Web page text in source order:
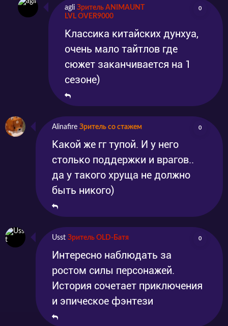
agli Зритель ANIMAUNT
LVL OVER9000
0
Классика китайских дунхуа,
очень мало тайтлов где
сюжет заканчивается на 1
сезоне)
Alinafire Зритель со стажем 0
Какой же гг тупой. И у него
столько поддержки и врагов..
да у такого хруща не должно
быть никого)
Usst Зритель OLD-Батя 0
Интересно наблюдать за
ростом силы персонажей.
История сочетает приключения
и эпическое фэнтези